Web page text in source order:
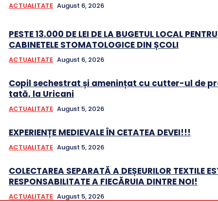
ACTUALITATE August 6, 2026
PESTE 13.000 DE LEI DE LA BUGETUL LOCAL PENTRU
CABINETELE STOMATOLOGICE DIN ȘCOLI
ACTUALITATE August 6, 2026
Copil sechestrat și amenințat cu cutter-ul de
tată, la Uricani
ACTUALITATE August 5, 2026
EXPERIENȚE MEDIEVALE ÎN CETATEA DEVEI!!!
ACTUALITATE August 5, 2026
COLECTAREA SEPARATĂ A DEȘEURILOR TEXTILE
RESPONSABILITATE A FIECĂRUIA DINTRE NOI!
ACTUALITATE August 5, 2026